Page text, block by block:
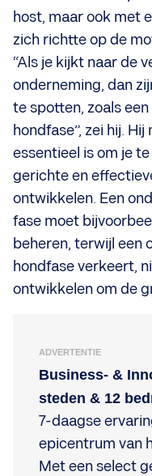
host, maar ook met
zich richtte op de
“Als je kijkt naar de
onderneming, dan
te spotten, zoals
hondfase”, zei hij.
essentieel is om je
gerichte en
ontwikkelen. Een
fase moet
beheren, terwijl een
hondfase verkeert,
ontwikkelen om de
ADVERTENTIE
Business- &
steden & 12
7-daagse
epicentrum van
Met een select